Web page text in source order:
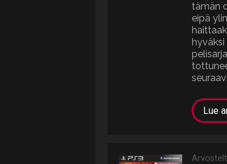
tämän
eipä
Lue